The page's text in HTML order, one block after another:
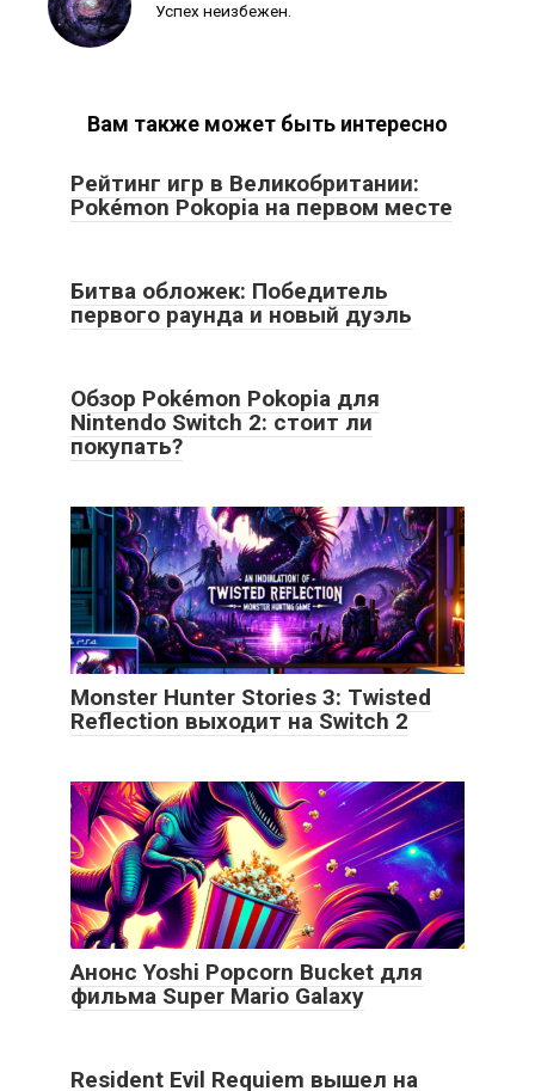
Успех неизбежен.
Вам также может быть интересно
Рейтинг игр в Великобритании:
Pokémon Pokopia на первом месте
Битва обложек: Победитель
первого раунда и новый дуэль
Обзор Pokémon Pokopia для
Nintendo Switch 2: стоит ли
покупать?
Monster Hunter Stories 3: Twisted
Reflection выходит на Switch 2
Анонс Yoshi Popcorn Bucket для
фильма Super Mario Galaxy
Resident Evil Requiem вышел на